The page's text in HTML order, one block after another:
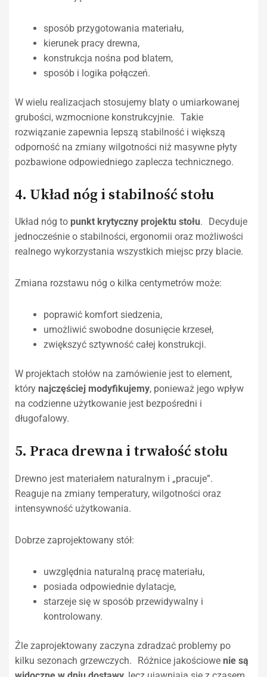
sposób przygotowania materiału,
kierunek pracy drewna,
konstrukcja nośna pod blatem,
sposób i logika połączeń.
W wielu realizacjach stosujemy blaty o umiarkowanej
grubości, wzmocnione konstrukcyjnie. Takie
rozwiązanie zapewnia lepszą stabilność i większą
odporność na zmiany wilgotności niż masywne płyty
pozbawione odpowiedniego zaplecza technicznego.
4. Układ nóg i stabilność stołu
Układ nóg to punkt krytyczny projektu stołu. Decyduje
jednocześnie o stabilności, ergonomii oraz możliwości
realnego wykorzystania wszystkich miejsc przy blacie.
Zmiana rozstawu nóg o kilka centymetrów może:
poprawić komfort siedzenia,
umożliwić swobodne dosunięcie krzeseł,
zwiększyć sztywność całej konstrukcji.
W projektach stołów na zamówienie jest to element,
który najczęściej modyfikujemy, ponieważ jego wpływ
na codzienne użytkowanie jest bezpośredni i
długofalowy.
5. Praca drewna i trwałość stołu
Drewno jest materiałem naturalnym i „pracuje”.
Reaguje na zmiany temperatury, wilgotności oraz
intensywność użytkowania.
Dobrze zaprojektowany stół:
uwzględnia naturalną pracę materiału,
posiada odpowiednie dylatacje,
starzeje się w sposób przewidywalny i
kontrolowany.
Źle zaprojektowany zaczyna zdradzać problemy po
kilku sezonach grzewczych. Różnice jakościowe nie są